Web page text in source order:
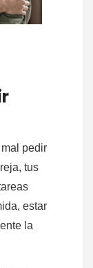
pedir
tus
estar
la